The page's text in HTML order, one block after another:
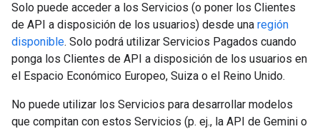
Solo puede acceder a los Servicios (o poner los Clientes
de API a disposición de los usuarios) desde una región
disponible. Solo podrá utilizar Servicios Pagados cuando
ponga los Clientes de API a disposición de los usuarios en
el Espacio Económico Europeo, Suiza o el Reino Unido.
No puede utilizar los Servicios para desarrollar modelos
que compitan con estos Servicios (p. ej., la API de Gemini o